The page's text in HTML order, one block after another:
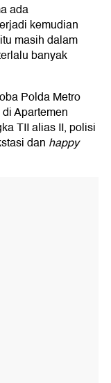
ada
kemudian
masih dalam
banyak
Polda Metro
Apartemen
TII alias II, polisi
dan happy